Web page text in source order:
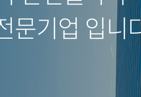
문기업 입니